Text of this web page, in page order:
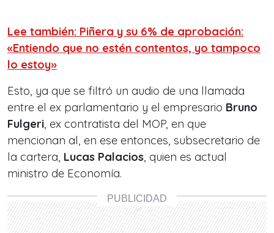
Lee también: Piñera y su 6% de aprobación:
«Entiendo que no estén contentos, yo tampoco
lo estoy»
Esto, ya que se filtró un audio de una llamada
entre el ex parlamentario y el empresario Bruno
Fulgeri, ex contratista del MOP, en que
mencionan al, en ese entonces, subsecretario de
la cartera, Lucas Palacios, quien es actual
ministro de Economía.